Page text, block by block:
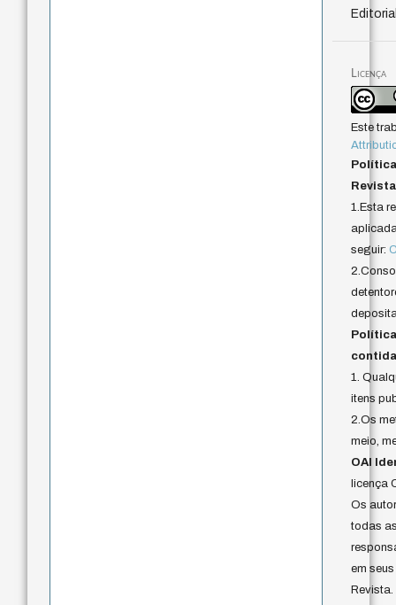
Licença
Este
1.Esta
seguir:
1.
itens
2.Os
meio,
OAI
licença
Os
todas
em
Revista.